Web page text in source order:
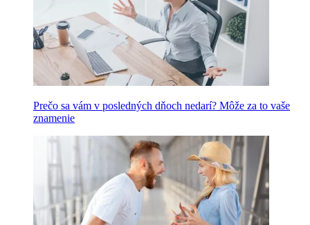
Prečo sa vám v posledných dňoch nedarí? Môže za to vaše
znamenie